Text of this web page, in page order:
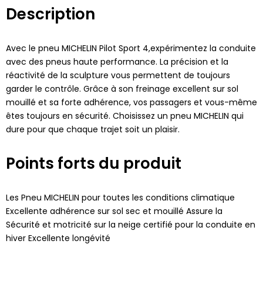
Description
Avec le pneu MICHELIN Pilot Sport 4,expérimentez la conduite
avec des pneus haute performance. La précision et la
réactivité de la sculpture vous permettent de toujours
garder le contrôle. Grâce à son freinage excellent sur sol
mouillé et sa forte adhérence, vos passagers et vous-même
êtes toujours en sécurité. Choisissez un pneu MICHELIN qui
dure pour que chaque trajet soit un plaisir.
Points forts du produit
Les Pneu MICHELIN pour toutes les conditions climatique
Excellente adhérence sur sol sec et mouillé Assure la
Sécurité et motricité sur la neige certifié pour la conduite en
hiver Excellente longévité